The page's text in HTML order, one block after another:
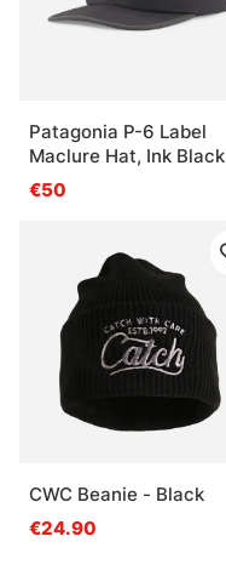
Patagonia P-6 Label
Maclure Hat, Ink Black
€50
CWC Beanie - Black
€24.90